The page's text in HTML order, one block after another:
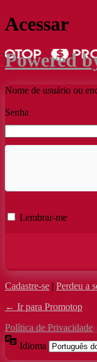
Acessar
Powered
Nome de usuário ou
Senha
Lembrar-me
Cadastre-se | Perdeu a
← Ir para Promotop
Política de Privacidade
Idioma